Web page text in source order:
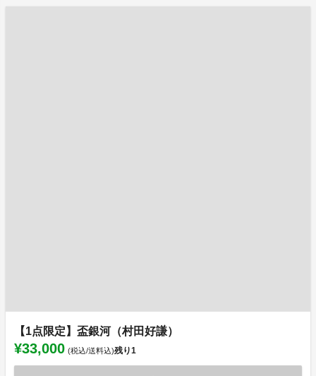
【1点限定】盃銀河（村田好謙）
¥33,000 (税込/送料込)残り1